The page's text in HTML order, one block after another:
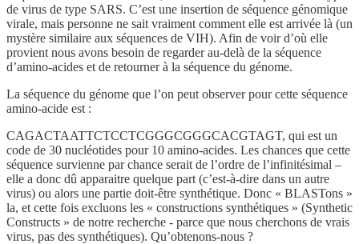
de virus de type SARS. C’est une insertion de séquence génomique
virale, mais personne ne sait vraiment comment elle est arrivée là (un
mystère similaire aux séquences de VIH). Afin de voir d’où elle
provient nous avons besoin de regarder au-delà de la séquence
d’amino-acides et de retourner à la séquence du génome.
La séquence du génome que l’on peut observer pour cette séquence
amino-acide est :
CAGACTAATTCTCCTCGGGCGGGCACGTAGT, qui est un
code de 30 nucléotides pour 10 amino-acides. Les chances que cette
séquence survienne par chance serait de l’ordre de l’infinitésimal –
elle a donc dû apparaitre quelque part (c’est-à-dire dans un autre
virus) ou alors une partie doit-être synthétique. Donc « BLASTons »
la, et cette fois excluons les « constructions synthétiques » (Synthetic
Constructs » de notre recherche - parce que nous cherchons de vrais
virus, pas des synthétiques). Qu’obtenons-nous ?